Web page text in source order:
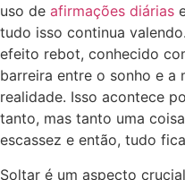
uso de afirmações diárias
tudo isso continua
efeito rebot, conhecido
barreira entre o sonho e a
realidade. Isso acontece
tanto, mas tanto uma
escassez e então, tudo
Soltar é um aspecto